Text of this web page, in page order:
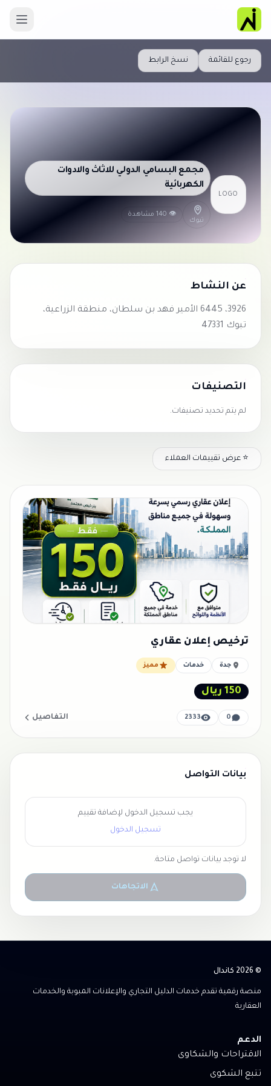
رجوع للقائمة نسخ الرابط
LOGO
مجمع البسامي الدولي للاثاث والادوات
الكهربائية
تبوك
👁 140 مشاهدة
عن النشاط
3926، 6445 الأمير فهد بن سلطان، منطقة الزراعية،
تبوك 47331
التصنيفات
لم يتم تحديد تصنيفات.
⭐ عرض تقييمات العملاء
ترخيص إعلان عقاري
جدة خدمات مميز
150 ريال
0
2333 التفاصيل
بيانات التواصل
يجب تسجيل الدخول لإضافة تقييم
تسجيل الدخول
لا توجد بيانات تواصل متاحة.
الاتجاهات
© 2026 كاندال
منصة رقمية تقدم خدمات الدليل التجاري والإعلانات المبوبة والخدمات
العقارية
الدعم
الاقتراحات والشكاوى
تتبع الشكوى